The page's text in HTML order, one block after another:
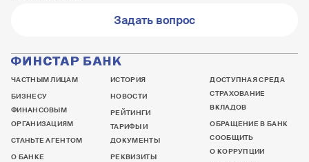
Задать вопрос
ЧАСТНЫМ ЛИЦАМ
БИЗНЕСУ
ФИНАНСОВЫМ
ОРГАНИЗАЦИЯМ
СТАНЬТЕ АГЕНТОМ
О БАНКЕ
ИСТОРИЯ
НОВОСТИ
РЕЙТИНГИ
ТАРИФЫ И
ДОКУМЕНТЫ
РЕКВИЗИТЫ
ДОСТУПНАЯ СРЕДА
СТРАХОВАНИЕ
ВКЛАДОВ
ОБРАЩЕНИЕ В БАНК
СООБЩИТЬ
О КОРРУПЦИИ